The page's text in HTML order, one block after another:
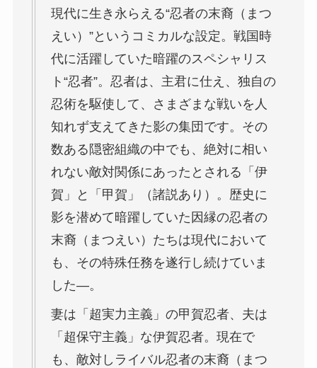
現代に生き永らえる“忍者の末裔（まつ
えい）”というコミカルな設定。戦国時
代に活躍していた暗躍のスペシャリス
ト“忍者”。忍者は、主君に仕え、独自の
忍術を駆使して、さまざまな戦いを人
知れず支えてきた影の集団です。その
数ある隠密組織の中でも、絶対に相い
れない敵対関係にあったとされる「伊
賀」と「甲賀」（諸説あり）。歴史に
影を潜めて暗躍していた因縁の忍者の
末裔（まつえい）たちは現代において
も、その特殊任務を遂行し続けていま
した―。
妻は「超実力主義」の甲賀忍者、夫は
「超保守主義」な伊賀忍者。現在で
も、敵対しライバル忍者の末裔（まつ